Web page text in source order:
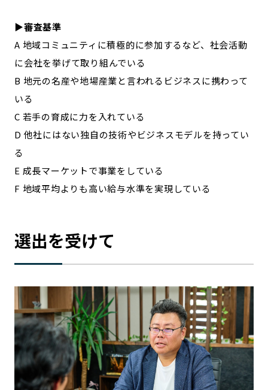
▶︎審査基準
A 地域コミュニティに積極的に参加するなど、社会活動
に会社を挙げて取り組んでいる
B 地元の名産や地場産業と言われるビジネスに携わって
いる
C 若手の育成に力を入れている
D 他社にはない独自の技術やビジネスモデルを持ってい
る
E 成長マーケットで事業をしている
F 地域平均よりも高い給与水準を実現している
選出を受けて